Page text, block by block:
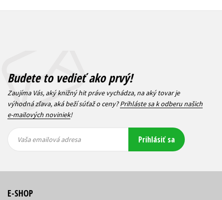
Budete to vedieť ako prvý!
Zaujíma Vás, aký knižný hit práve vychádza, na aký tovar je
výhodná zľava, aká beží súťaž o ceny?Prihláste sa k odberu našich
e-mailových noviniek!
emailová
emailová
Vaša emailová adresa Prihlásiť sa
E-SHOP